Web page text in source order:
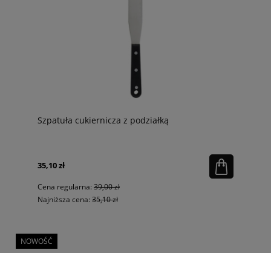
Szpatuła cukiernicza z podziałką
35,10 zł
Cena regularna: 39,00 zł
Najniższa cena: 35,10 zł
NOWOŚĆ